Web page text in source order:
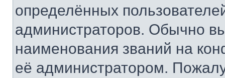
определённых
администраторов. Обычно
наименования званий на
её администратором.